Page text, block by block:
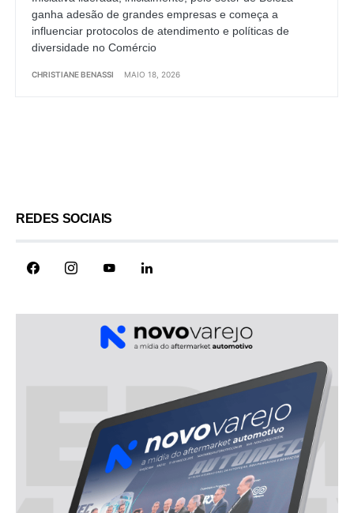
ganha adesão de grandes empresas e começa a
influenciar protocolos de atendimento e políticas de
diversidade no Comércio
CHRISTIANE BENASSI MAIO 18, 2026
REDES SOCIAIS